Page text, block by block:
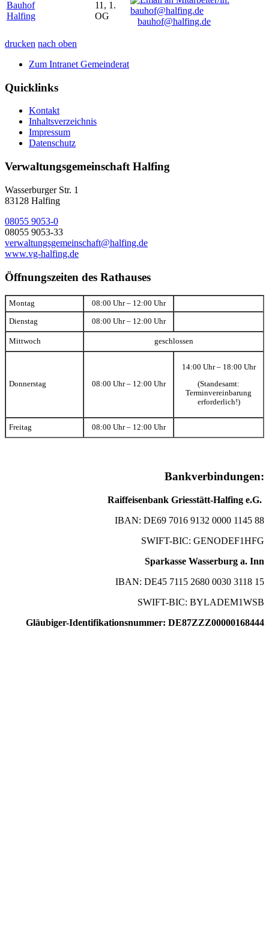
Bauhof
Halfing
11, 1.
OG
bauhof@halfing.de
drucken nach oben
Zum Intranet Gemeinderat
Quicklinks
Kontakt
Inhaltsverzeichnis
Impressum
Datenschutz
Verwaltungsgemeinschaft Halfing
Wasserburger Str. 1
83128 Halfing
08055 9053-0
08055 9053-33
verwaltungsgemeinschaft@halfing.de
www.vg-halfing.de
Öffnungszeiten des Rathauses
Montag 08:00 Uhr – 12:00 Uhr
Dienstag 08:00 Uhr – 12:00 Uhr
Mittwoch geschlossen
Donnerstag 08:00 Uhr – 12:00 Uhr
14:00 Uhr – 18:00 Uhr
(Standesamt:
Terminvereinbarung
erforderlich!)
Freitag 08:00 Uhr – 12:00 Uhr
Bankverbindungen:
Raiffeisenbank Griesstätt-Halfing e.G.
IBAN: DE69 7016 9132 0000 1145 88
SWIFT-BIC: GENODEF1HFG
Sparkasse Wasserburg a. Inn
IBAN: DE45 7115 2680 0030 3118 15
SWIFT-BIC: BYLADEM1WSB
Gläubiger-Identifikationsnummer: DE87ZZZ00000168444